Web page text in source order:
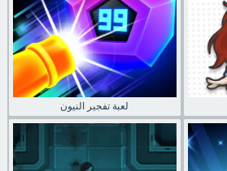
لعبة تفجير النيون